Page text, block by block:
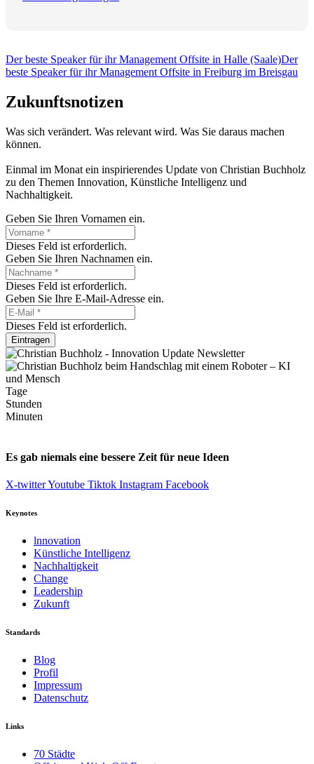
Der beste Speaker für ihr Management Offsite in Halle (Saale)Der
beste Speaker für ihr Management Offsite in Freiburg im Breisgau
Zukunftsnotizen
Was sich verändert. Was relevant wird. Was Sie daraus machen
können.
Einmal im Monat ein inspirierendes Update von Christian Buchholz
zu den Themen Innovation, Künstliche Intelligenz und
Nachhaltigkeit.
Geben Sie Ihren Vornamen ein.
Dieses Feld ist erforderlich.
Geben Sie Ihren Nachnamen ein.
Dieses Feld ist erforderlich.
Geben Sie Ihre E-Mail-Adresse ein.
Dieses Feld ist erforderlich.
Eintragen
Tage
Stunden
Minuten
Es gab niemals eine bessere Zeit für neue Ideen
X-twitterYoutube Tiktok Instagram Facebook
Keynotes
lnnovation
Künstliche Intelligenz
Nachhaltigkeit
Change
Leadership
Zukunft
Standards
Blog
Profil
Impressum
Datenschutz
Links
70 Städte